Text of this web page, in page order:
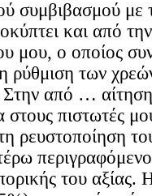
συμβιβασμού με
και από
μου, ο οποίος
ρύθμιση των
από …
πιστωτές
ρευστοποίηση
του αξίας.